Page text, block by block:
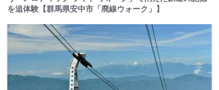
を追体験【群馬県安中市「廃線ウォーク」】